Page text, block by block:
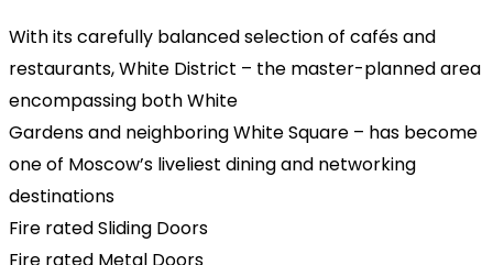
With its carefully balanced selection of cafés and
restaurants, White District – the master-planned area
encompassing both White
Gardens and neighboring White Square – has become
one of Moscow’s liveliest dining and networking
destinations
Fire rated Sliding Doors
Fire rated Metal Doors